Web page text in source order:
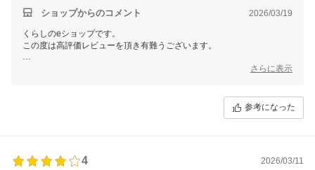
ラスチック臭が少しします。(そのため星4です)
55-60℃で使用することが多いですがその時は無臭です。
今後使っていく中で塗装が剥がれたりしないか要観察ですが
デザインも機能も満足で温度調節と保温機能付きでこのお値段は
ショップからのコメント 2026/03/19
くらしのeショップです。
この度は高評価レビューを頂き有難うございます。
グレージュのお色味をお気に召していただけたとのこと、大変嬉しく思
いやすさについても触れていただき、感謝申し上げます。一方、沸騰時
のプラスチック臭にはご不便をおかけしましたことをお詫びいたしま
さらに表示
参考になった
4
2026/03/11